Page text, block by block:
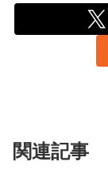
関連記事